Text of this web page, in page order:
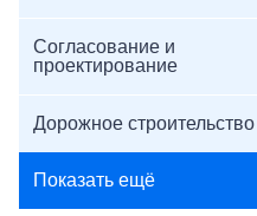
Согласование и
проектирование
Дорожное строительство
Показать ещё